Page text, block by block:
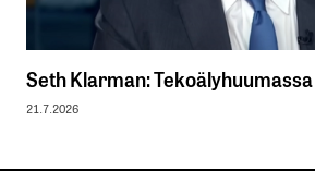
Seth Klarman:
21.7.2026